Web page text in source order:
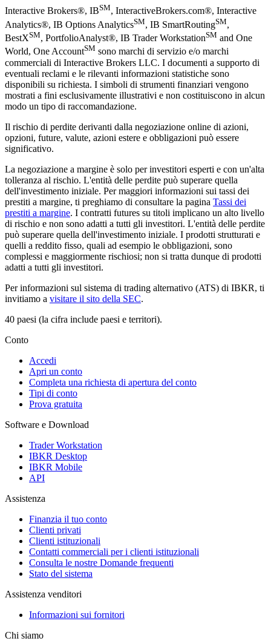
Interactive Brokers®, IBSM, InteractiveBrokers.com®, Interactive
Analytics®, IB Options AnalyticsSM, IB SmartRoutingSM,
BestXSM, PortfolioAnalyst®, IB Trader WorkstationSM and One
World, One AccountSM sono marchi di servizio e/o marchi
commerciali di Interactive Brokers LLC. I documenti a supporto di
eventuali reclami e le rilevanti informazioni statistiche sono
disponibili su richiesta. I simboli di strumenti finanziari vengono
mostrati a fini esclusivamente illustrativi e non costituiscono in alcun
modo un tipo di raccomandazione.
Il rischio di perdite derivanti dalla negoziazione online di azioni,
opzioni, future, valute, azioni estere e obbligazioni può essere
significativo.
La negoziazione a margine è solo per investitori esperti e con un'alta
tolleranza al rischio. L'entità delle perdite può superare quella
dell'investimento iniziale. Per maggiori informazioni sui tassi dei
prestiti a margine, ti preghiamo di consultare la pagina Tassi dei
prestiti a margine. I contratti futures su titoli implicano un alto livello
di rischio e non sono adatti a tutti gli investitori. L'entità delle perdite
può superare quella dell'investimento iniziale. I prodotti strutturati e
quelli a reddito fisso, quali ad esempio le obbligazioni, sono
complessi e maggiormente rischiosi; non si tratta dunque di prodotti
adatti a tutti gli investitori.
Per informazioni sul sistema di trading alternativo (ATS) di IBKR, ti
invitiamo a visitare il sito della SEC.
40 paesi (la cifra include paesi e territori).
Conto
Accedi
Apri un conto
Completa una richiesta di apertura del conto
Tipi di conto
Prova gratuita
Software e Download
Trader Workstation
IBKR Desktop
IBKR Mobile
API
Assistenza
Finanzia il tuo conto
Clienti privati
Clienti istituzionali
Contatti commerciali per i clienti istituzionali
Consulta le nostre Domande frequenti
Stato del sistema
Assistenza venditori
Informazioni sui fornitori
Chi siamo